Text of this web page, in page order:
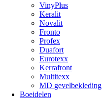
VinyPlus
Keralit
Novalit
Fronto
Profex
Duafort
Eurotexx
Kerrafront
Multitexx
MD gevelbekleding
Boeidelen